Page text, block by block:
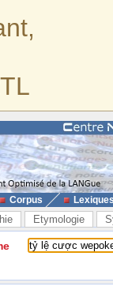
Corpus
Etymologie